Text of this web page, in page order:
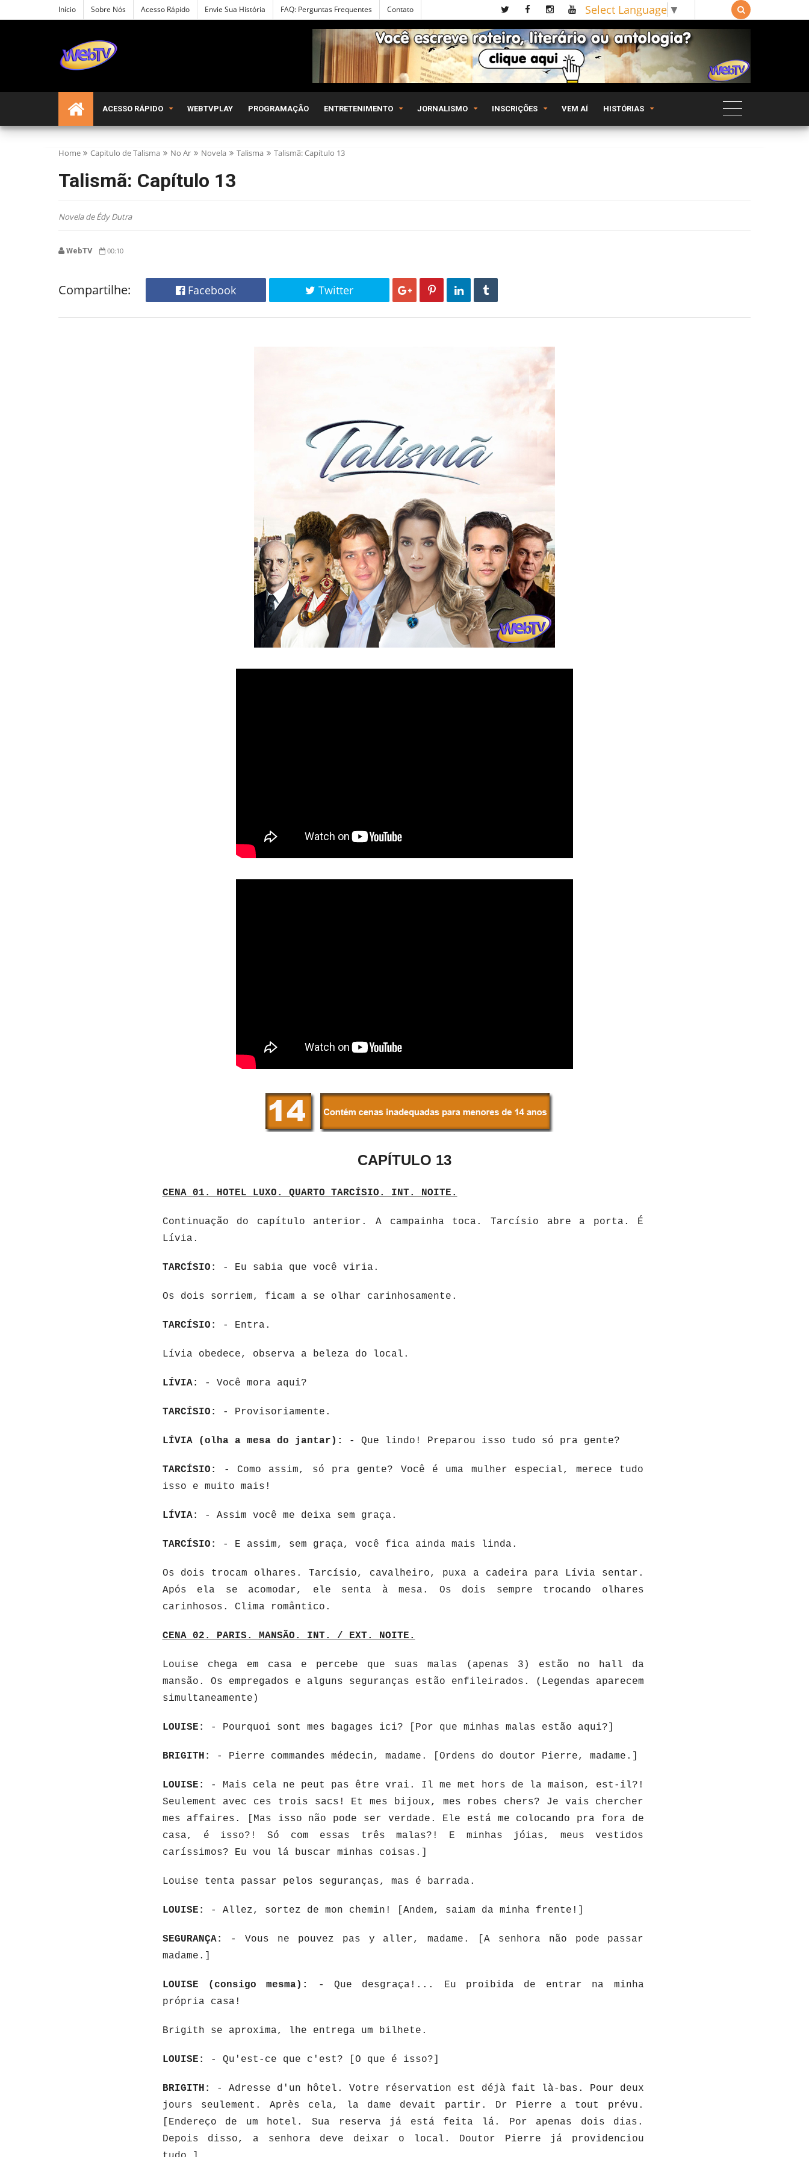
Início Sobre Nós Acesso Rápido Envie Sua História FAQ: Perguntas Frequentes Contato Select Language ▼ 
ACESSO RÁPIDO WEBTVPLAY PROGRAMAÇÃO ENTRETENIMENTO JORNALISMO INSCRIÇÕES VEM AÍ HISTÓRIAS
Home Capitulo de Talisma No Ar Novela Talisma Talismã: Capítulo 13
Talismã: Capítulo 13
Novela de Édy Dutra
WebTV 00:10
Compartilhe: Facebook Twitter
CAPÍTULO 13
CENA 01. HOTEL LUXO. QUARTO TARCÍSIO. INT. NOITE.
Continuação do capítulo anterior. A campainha toca. Tarcísio abre a porta. É
Lívia.
TARCÍSIO: - Eu sabia que você viria.
Os dois sorriem, ficam a se olhar carinhosamente.
TARCÍSIO: - Entra.
Lívia obedece, observa a beleza do local.
LÍVIA: - Você mora aqui?
TARCÍSIO: - Provisoriamente.
LÍVIA (olha a mesa do jantar): - Que lindo! Preparou isso tudo só pra gente?
TARCÍSIO:
- Como assim, só pra gente? Você é uma mulher especial, merece tudo
isso e muito mais!
LÍVIA: - Assim você me deixa sem graça.
TARCÍSIO: - E assim, sem graça, você fica ainda mais linda.
Os dois trocam olhares. Tarcísio, cavalheiro, puxa a cadeira para Lívia sentar.
Após ela se acomodar, ele senta à mesa. Os dois sempre trocando olhares
carinhosos. Clima romântico.
CENA 02. PARIS. MANSÃO. INT. / EXT. NOITE.
Louise chega em casa e percebe que suas malas (apenas 3) estão no hall da
mansão. Os empregados e alguns seguranças estão enfileirados. (Legendas aparecem
simultaneamente)
LOUISE: - Pourquoi sont mes bagages ici? [Por que minhas malas estão aqui?]
BRIGITH: - Pierre commandes médecin, madame. [Ordens do doutor Pierre, madame.]
LOUISE:
- Mais cela ne peut pas être vrai. Il me met hors de la maison, est-il?!
Seulement avec ces trois sacs! Et mes bijoux, mes robes chers? Je vais chercher
mes affaires. [Mas isso não pode ser verdade. Ele está me colocando pra fora de
casa, é isso?! Só com essas três malas?! E minhas jóias, meus vestidos
caríssimos? Eu vou lá buscar minhas coisas.]
Louise tenta passar pelos seguranças, mas é barrada.
LOUISE: - Allez, sortez de mon chemin! [Andem, saiam da minha frente!]
SEGURANÇA:
- Vous ne pouvez pas y aller, madame. [A senhora não pode passar
madame.]
LOUISE (consigo mesma):
- Que desgraça!... Eu proibida de entrar na minha
própria casa!
Brigith se aproxima, lhe entrega um bilhete.
LOUISE: - Qu'est-ce que c'est? [O que é isso?]
BRIGITH:
- Adresse d'un hôtel. Votre réservation est déjà fait là-bas. Pour deux
jours seulement. Après cela, la dame devait partir. Dr Pierre a tout prévu.
[Endereço de um hotel. Sua reserva já está feita lá. Por apenas dois dias.
Depois disso, a senhora deve deixar o local. Doutor Pierre já providenciou